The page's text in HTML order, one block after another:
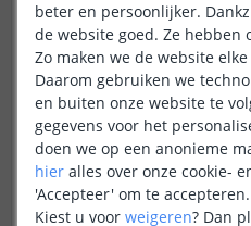
3M - compleet zwart
Opbouw - breed en laag
(2 reviews)
beter en persoonlijker.
de website goed. Ze hebben
Zo maken we de website
Daarom gebruiken we
en buiten onze website te
gegevens voor het
doen we op een anonieme
hier alles over onze cookie-
'Accepteer' om te accepteren.
Kiest u voor weigeren? Dan